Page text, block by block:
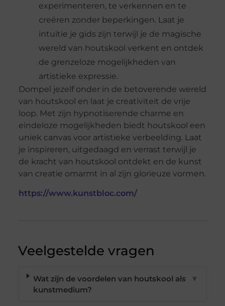
experimenteren, te verkennen en te
creëren zonder beperkingen. Laat je
intuïtie je gids zijn terwijl je de magische
wereld van houtskool verkent en ontdek
de grenzeloze mogelijkheden van
artistieke expressie.
Dompel jezelf onder in de betoverende wereld
van houtskool en laat je creativiteit de vrije
loop. Met zijn hypnotiserende charme en
eindeloze mogelijkheden biedt houtskool een
uniek canvas voor artistieke verbeelding. Laat
je inspireren, uitgedaagd en verrast terwijl je
de kracht van houtskool ontdekt en de kunst
van creatie omarmt in al zijn glorieuze vormen.
https://www.kunstbloc.com/
Veelgestelde vragen
Wat zijn de voordelen van houtskool als
kunstmedium?
▼